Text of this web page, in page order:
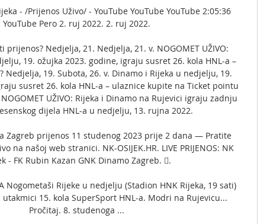
- /Prijenos Uživo/ - YouTube YouTube YouTube 2:05:36
YouTube Pero 2. ruj 2022. 2. ruj 2022.
prijenos? Nedjelja, 21. Nedjelja, 21. v. NOGOMET UŽIVO:
19. ožujka 2023. godine, igraju susret 26. kola HNL-a –
Nedjelja, 19. Subota, 26. v. Dinamo i Rijeka u nedjelju, 19.
susret 26. kola HNL-a – ulaznice kupite na Ticket pointu
NOGOMET UŽIVO: Rijeka i Dinamo na Rujevici igraju zadnju
dijela HNL-a u nedjelju, 13. rujna 2022.
Zagreb prijenos 11 studenog 2023 prije 2 dana — Pratite
na našoj web stranici. NK-OSIJEK.HR. LIVE PRIJENOS: NK
- FK Rubin Kazan GNK Dinamo Zagreb. 󱙶.
Nogometaši Rijeke u nedjelju (Stadion HNK Rijeka, 19 sati)
15. kola SuperSport HNL-a. Modri na Rujevicu...
Pročitaj. 8. studenoga ...